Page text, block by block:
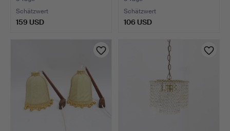
Schätzwert
159 USD
Schätzwert
106 USD